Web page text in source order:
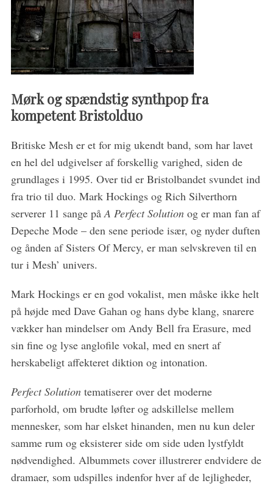
Mørk og spændstig synthpop fra
kompetent Bristolduo
Britiske Mesh er et for mig ukendt band, som har lavet
en hel del udgivelser af forskellig varighed, siden de
grundlages i 1995. Over tid er Bristolbandet svundet ind
fra trio til duo. Mark Hockings og Rich Silverthorn
serverer 11 sange påA Perfect Solutionog er man fan af
Depeche Mode – den sene periode især, og nyder duften
og ånden af Sisters Of Mercy, er man selvskreven til en
tur i Mesh’ univers.
Mark Hockings er en god vokalist, men måske ikke helt
på højde med Dave Gahan og hans dybe klang, snarere
vækker han mindelser om Andy Bell fra Erasure, med
sin fine og lyse anglofile vokal, med en snert af
herskabeligt affekteret diktion og intonation.
Perfect Solutiontematiserer over det moderne
parforhold, om brudte løfter og adskillelse mellem
mennesker, som har elsket hinanden, men nu kun deler
samme rum og eksisterer side om side uden lystfyldt
nødvendighed. Albummets cover illustrerer endvidere de
dramaer, som udspilles indenfor hver af de lejligheder,